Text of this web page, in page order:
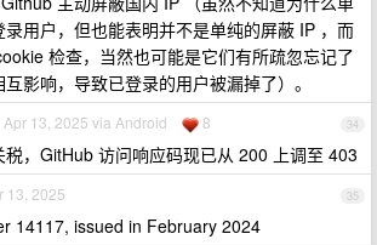
用户，但也能表明并不是单纯的屏蔽 IP ，而
检查，当然也可能是它们有所疏忽忘记了
影响，导致已登录的用户被漏掉了）。
34
Apr 13, 2025 via Android 8
税，GitHub 访问响应码现已从 200 上调至 403
35
13, 2025
14117, issued in February 2024